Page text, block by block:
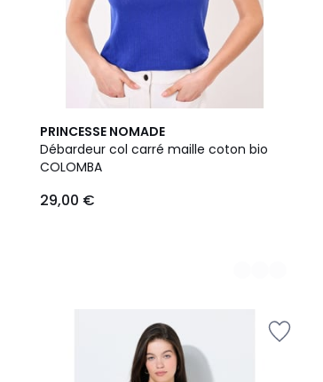
PRINCESSE NOMADE
Débardeur col carré maille coton bio
COLOMBA
29,00 €
3
Couleurs